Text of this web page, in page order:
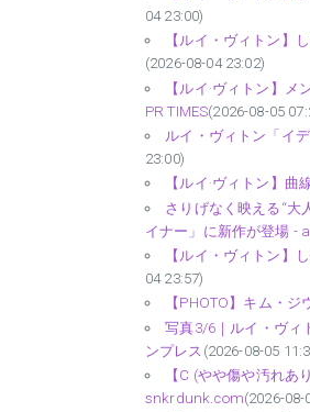
04 23:00)
【ルイ・ヴィトン】
(2026-08-04 23:02)
【ルイ·ヴィトン】
PR TIMES(2026-08-05
ルイ・ヴィトン「イ
23:00)
【ルイ·ヴィトン】
さりげなく映える“大
イナー」に新作が登場 -
【ルイ・ヴィトン】
04 23:57)
【PHOTO】キム・
写真3/6｜ルイ・ヴィ
ンプレス (2026-08-05
【C (やや傷や汚れあ
snkrdunk.com(2026-08-